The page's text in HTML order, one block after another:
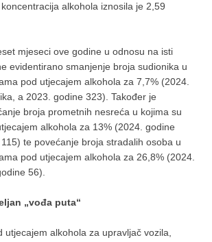
alkohola iznosila je 2,59
mjeseci ove godine u odnosu na isti
evidentirano smanjenje broja sudionika u
pod utjecajem alkohola za 7,7% (2024.
a 2023. godine 323). Također je
broja prometnih nesreća u kojima su
alkohola za 13% (2024. godine
te povećanje broja stradalih osoba u
pod utjecajem alkohola za 26,8% (2024.
56).
„vođa puta“
utjecajem alkohola za upravljač vozila,